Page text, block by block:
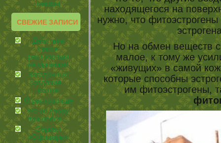
лекари
СВЕЖИЕ ЗАПИСИ
Действие
семян
расторопши
на организм
Загадочные
создания –
кошки
О расторопше
Не ко двору
пришелся…
Сериал
«Офицеры»
находящегося на
нужно, что
Но на обмен веществ
малое, к тому же
«живущих» в самой
которые способны
им фитоэстрогены,